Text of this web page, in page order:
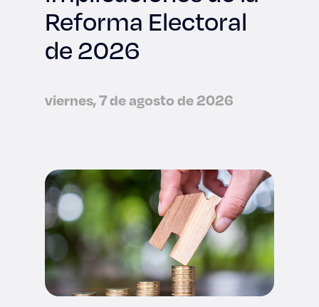
Reforma Electoral
de 2026
viernes, 7 de agosto de 2026